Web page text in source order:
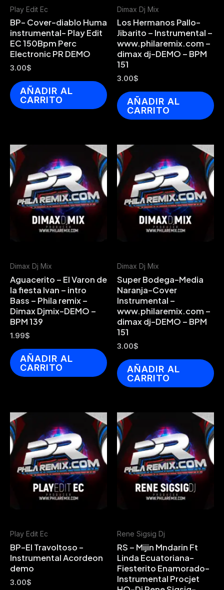
Play Edit Ec
BP- Cover-diablo Huma
instrumental- Play Edit
EC 150Bpm Perc
Electronic PR DEMO
3.00$
AÑADIR AL
CARRITO
Dimax Dj Mix
Los Hermanos Pallo-
Jibarito – Instrumental –
www.philaremix.com –
dimax dj-DEMO – BPM
151
3.00$
AÑADIR AL
CARRITO
Dimax Dj Mix
Aguacerito – El Varon de
la fiesta Ivan – intro
Bass – Phila remix –
Dimax Djmix-DEMO –
BPM 139
1.99$
AÑADIR AL
CARRITO
Dimax Dj Mix
Super Bodega-Media
Naranja-Cover
Instrumental –
www.philaremix.com –
dimax dj-DEMO – BPM
151
3.00$
AÑADIR AL
CARRITO
Play Edit Ec
BP-El Travoltoso -
Instrumental Acordeon
demo
3.00$
Rene Sigsig Dj
RS – Mijin Mndarin Ft
Linda Ecuatoriana-
Fiesterito Enamorado-
Instrumental Procjet